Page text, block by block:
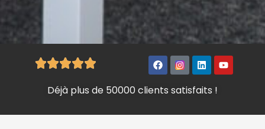
Déjà plus de 50000 clients satisfaits !